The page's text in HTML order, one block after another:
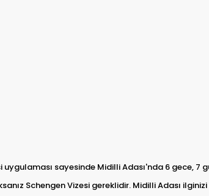
sayesinde Midilli Adası'nda 6 gece, 7
Schengen Vizesi gereklidir. Midilli Adası